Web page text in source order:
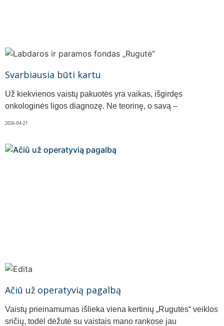
Svarbiausia būti kartu
Už kiekvienos vaistų pakuotės yra vaikas, išgirdęs
onkologinės ligos diagnozę. Ne teorinę, o savą –
2026-04-21
Ačiū už operatyvią pagalbą
Vaistų prieinamumas išlieka viena kertinių „Rugutės“ veiklos
sričių, todėl dėžutė su vaistais mano rankose jau